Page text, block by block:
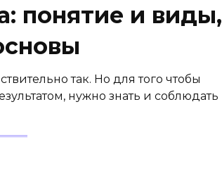
понятие и виды,
так. Но для того чтобы
нужно знать и соблюдать